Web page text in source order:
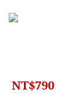
NT$790